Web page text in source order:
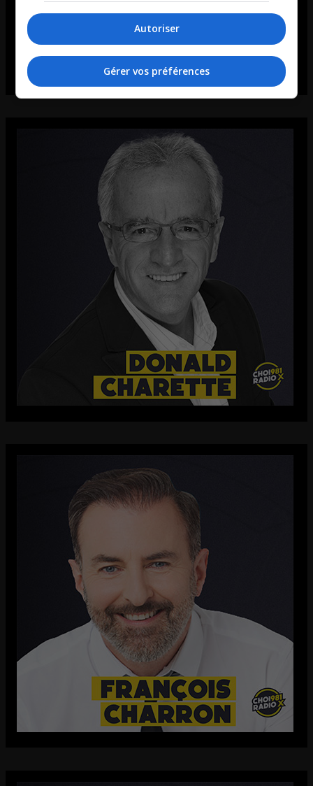
Autoriser
Gérer vos préférences